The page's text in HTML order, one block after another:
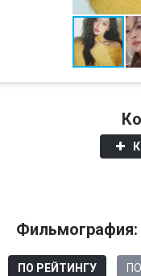
Фильмография:
ПО РЕЙТИНГУ